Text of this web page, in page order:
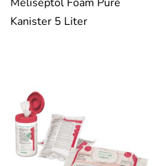
Kanister 5 Liter